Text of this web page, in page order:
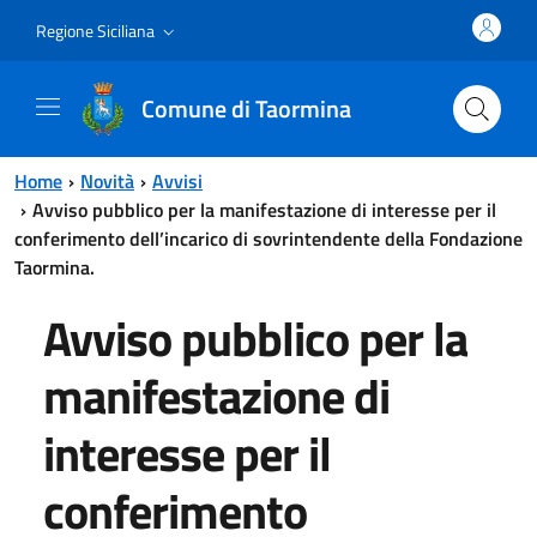
Regione Siciliana
Comune di Taormina
Home Novità
Avvisi
Avviso pubblico per la manifestazione di interesse per il
conferimento dell’incarico di sovrintendente della Fondazione
Taormina.
Avviso pubblico per la
manifestazione di
interesse per il
conferimento